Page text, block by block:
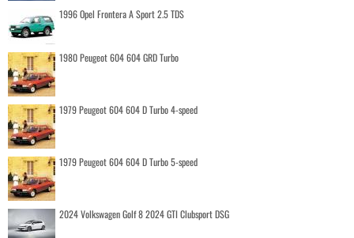
1996 Opel Frontera A Sport 2.5 TDS
1980 Peugeot 604 604 GRD Turbo
1979 Peugeot 604 604 D Turbo 4-speed
1979 Peugeot 604 604 D Turbo 5-speed
2024 Volkswagen Golf 8 2024 GTI Clubsport DSG